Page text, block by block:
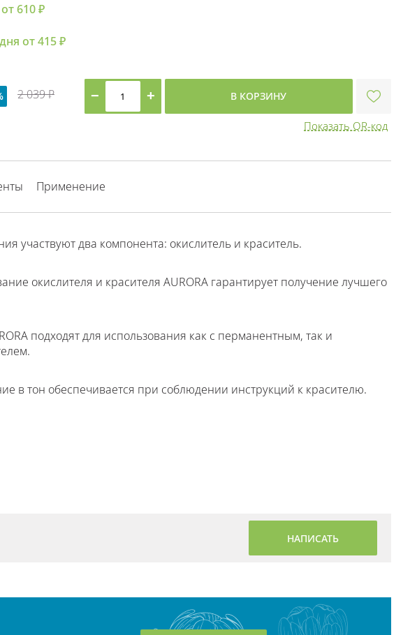
610 ₽
от 415 ₽
2 039 ₽ − + В КОРЗИНУ
Показать QR-код
Применение
участвуют два компонента: окислитель и краситель.
окислителя и красителя AURORA гарантирует получение лучшего
подходят для использования как с перманентным, так и
в тон обеспечивается при соблюдении инструкций к красителю.
НАПИСАТЬ